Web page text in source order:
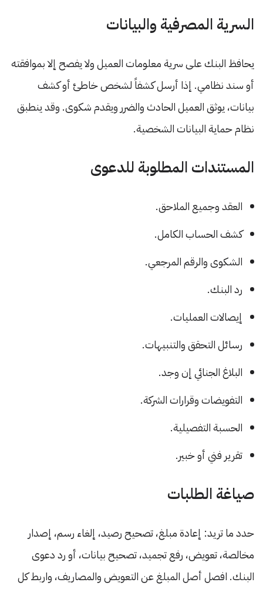
السرية المصرفية والبيانات
يحافظ البنك على سرية معلومات العميل ولا يفصح إلا بموافقته
أو سند نظامي. إذا أرسل كشفاً لشخص خاطئ أو كشف
بيانات، يوثق العميل الحادث والضرر ويقدم شكوى. وقد ينطبق
نظام حماية البيانات الشخصية.
المستندات المطلوبة للدعوى
العقد وجميع الملاحق.
كشف الحساب الكامل.
الشكوى والرقم المرجعي.
رد البنك.
إيصالات العمليات.
رسائل التحقق والتنبيهات.
البلاغ الجنائي إن وجد.
التفويضات وقرارات الشركة.
الحسبة التفصيلية.
تقرير فني أو خبير.
صياغة الطلبات
حدد ما تريد: إعادة مبلغ، تصحيح رصيد، إلغاء رسم، إصدار
مخالصة، تعويض، رفع تجميد، تصحيح بيانات، أو رد دعوى
البنك. افصل أصل المبلغ عن التعويض والمصاريف، واربط كل